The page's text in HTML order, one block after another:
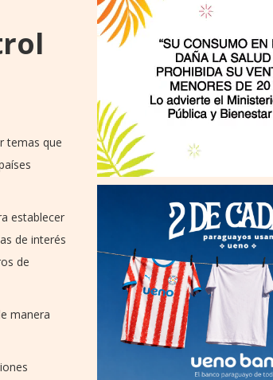
temas que
establecer
de interés
de
manera